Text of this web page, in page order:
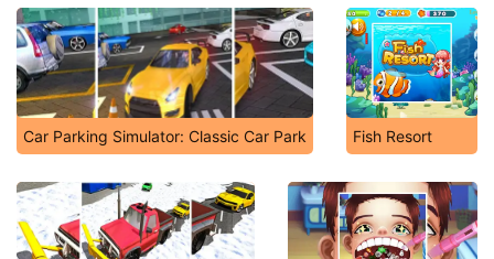
Car Parking Simulator: Classic Car Park Fish Resort